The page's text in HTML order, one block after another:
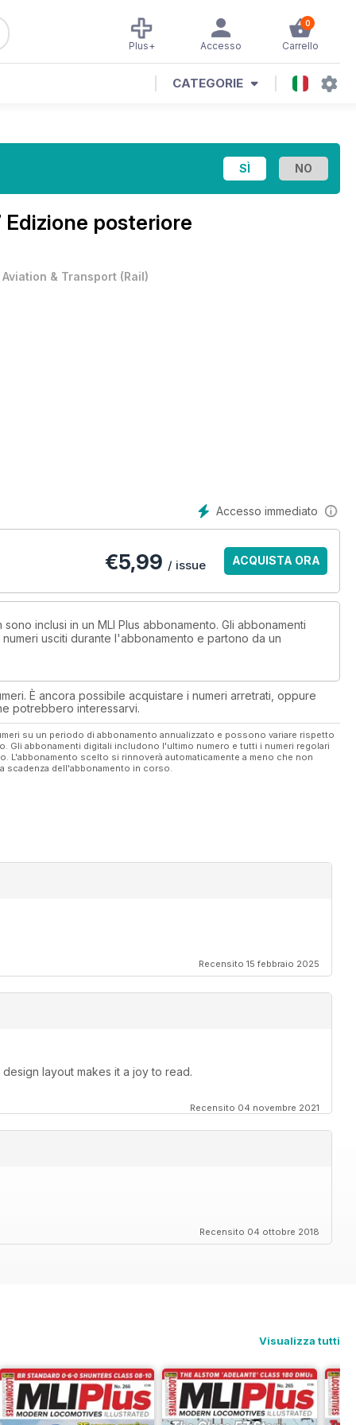
0
Carrello
Accesso
Plus+
CATEGORIE
Edizione posteriore
Aviation & Transport (Rail)
Accesso immediato
€5,99 / issue ACQUISTA ORA
inclusi in un MLI Plus abbonamento. Gli abbonamenti
usciti durante l'abbonamento e partono da un
È ancora possibile acquistare i numeri arretrati, oppure
potrebbero interessarvi.
su un periodo di abbonamento annualizzato e possono variare rispetto
abbonamenti digitali includono l'ultimo numero e tutti i numeri regolari
L'abbonamento scelto si rinnoverà automaticamente a meno che non
scadenza dell'abbonamento in corso.
Recensito 15 febbraio 2025
layout makes it a joy to read.
Recensito 04 novembre 2021
Recensito 04 ottobre 2018
Visualizza tutti